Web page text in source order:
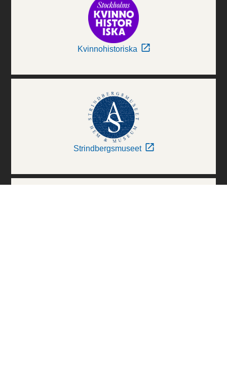
Kvinnohistoriska
Strindbergsmuseet